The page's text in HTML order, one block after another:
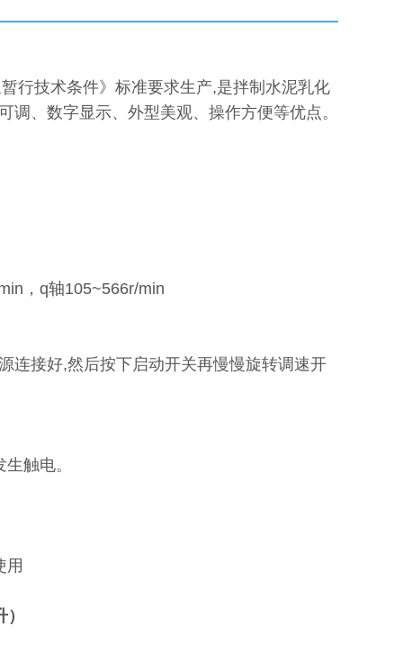
行技术条件》标准要求生产,是拌制水泥乳化
、数字显示、外型美观、操作方便等优点。
45~245r/min，q轴105~566r/min
连接好,然后按下启动开关再慢慢旋转调速开
触电。
用